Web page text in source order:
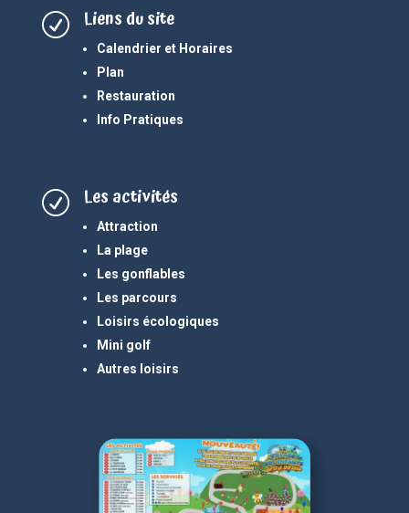
R Liens du site
Calendrier et Horaires
Plan
Restauration
Info Pratiques
R Les activités
Attraction
La plage
Les gonflables
Les parcours
Loisirs écologiques
Mini golf
Autres loisirs